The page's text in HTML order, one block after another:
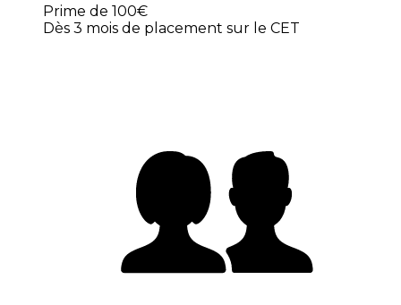
Prime de 100€
Dès 3 mois de placement sur le CET